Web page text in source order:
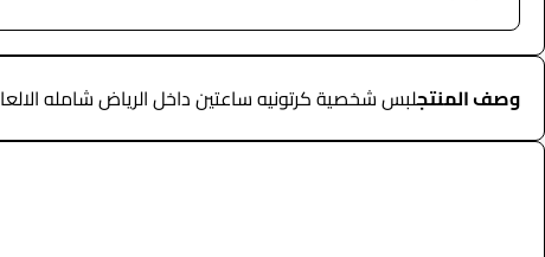
وصف المنتجلبس شخصية كرتونيه ساعتين داخل الرياض شامله الالعاب والمسابقات ورسم علي